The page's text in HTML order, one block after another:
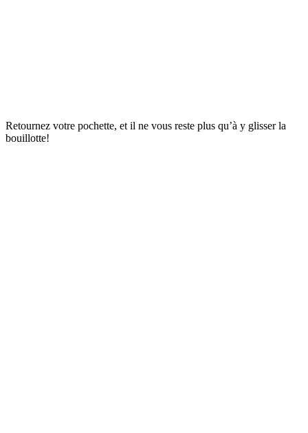
Retournez votre pochette, et il ne vous reste plus qu’à y glisser la
bouillotte!